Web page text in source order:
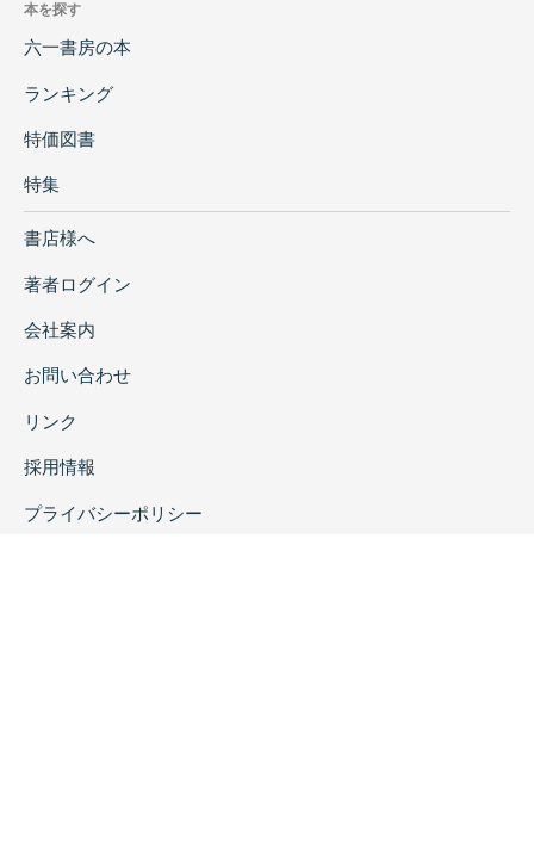
本を探す
六一書房の本
ランキング
特価図書
特集
書店様へ
著者ログイン
会社案内
お問い合わせ
リンク
採用情報
プライバシーポリシー